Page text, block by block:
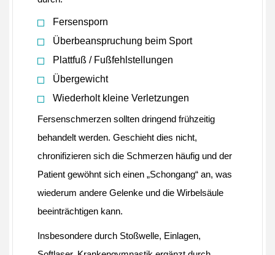
Fersensporn
Überbeanspruchung beim Sport
Plattfuß / Fußfehlstellungen
Übergewicht
Wiederholt kleine Verletzungen
Fersenschmerzen sollten dringend frühzeitig
behandelt werden. Geschieht dies nicht,
chronifizieren sich die Schmerzen häufig und der
Patient gewöhnt sich einen „Schongang“ an, was
wiederum andere Gelenke und die Wirbelsäule
beeinträchtigen kann.
Insbesondere durch Stoßwelle, Einlagen,